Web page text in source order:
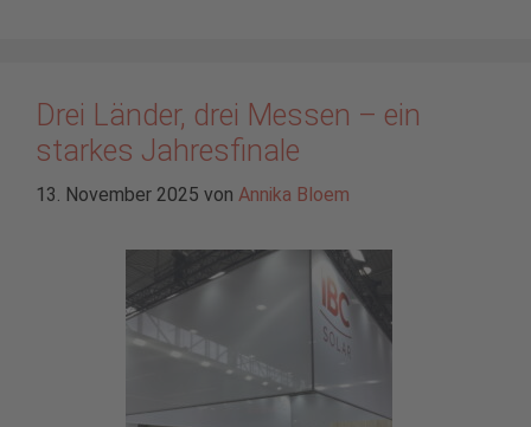
Drei Länder, drei Messen – ein
starkes Jahresfinale
13. November 2025 von Annika Bloem